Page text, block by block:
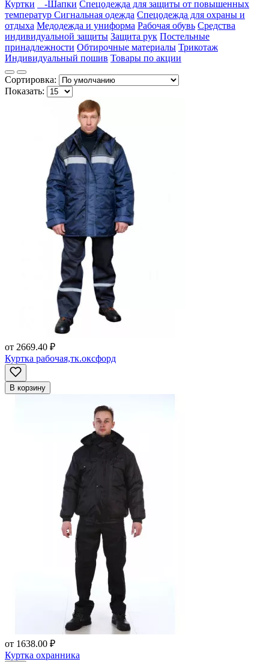
Куртки -Шапки Спецодежда для защиты от повышенных
температур Сигнальная одежда Спецодежда для охраны и
отдыха Медодежда и униформа Рабочая обувь Средства
индивидуальной защиты Защита рук Постельные
принадлежности Обтирочные материалы Трикотаж
Индивидуальный пошив Товары по акции
Сортировка:
Показать:
от 2669.40 ₽
Куртка рабочая,тк.оксфорд
В корзину
от 1638.00 ₽
Куртка охранника